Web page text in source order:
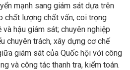
mạnh sang giám sát dựa trên
chất lượng chất vấn, coi trọng
hậu giám sát; chuyên nghiệp
chuyên trách, xây dựng cơ chế
giám sát của Quốc hội với công
và công tác thanh tra, kiểm toán.